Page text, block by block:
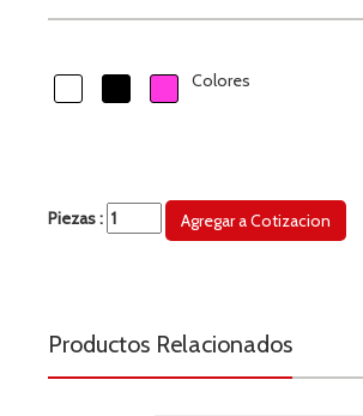
Colores
Piezas :
Productos Relacionados